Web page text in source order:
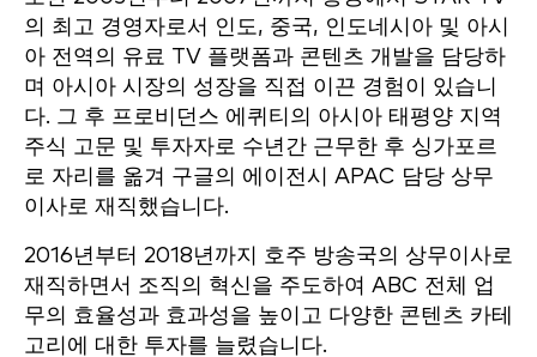
의 최고 경영자로서 인도, 중국, 인도네시아 및 아시
아 전역의 유료 TV 플랫폼과 콘텐츠 개발을 담당하
며 아시아 시장의 성장을 직접 이끈 경험이 있습니
다. 그 후 프로비던스 에퀴티의 아시아 태평양 지역
주식 고문 및 투자자로 수년간 근무한 후 싱가포르
로 자리를 옮겨 구글의 에이전시 APAC 담당 상무
이사로 재직했습니다.
2016년부터 2018년까지 호주 방송국의 상무이사로
재직하면서 조직의 혁신을 주도하여 ABC 전체 업
무의 효율성과 효과성을 높이고 다양한 콘텐츠 카테
고리에 대한 투자를 늘렸습니다.